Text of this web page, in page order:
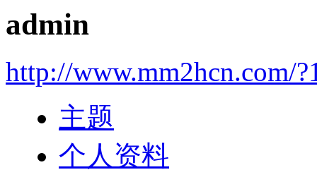
admin
http://www.mm2hcn.com/
主题
个人资料